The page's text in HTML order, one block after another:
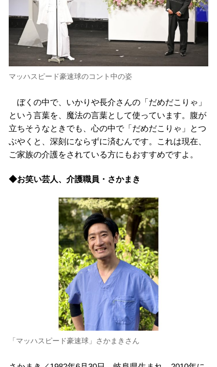
マッハスピード豪速球のコント中の姿
ぼくの中で、いかりや長介さんの「だめだこりゃ」
という言葉を、魔法の言葉として使っています。腹が
立ちそうなときでも、心の中で「だめだこりゃ」とつ
ぶやくと、深刻にならずに済むんです。これは現在、
ご家族の介護をされている方にもおすすめですよ。
◆お笑い芸人、介護職員・さかまき
「マッハスピード豪速球」さかまきさん